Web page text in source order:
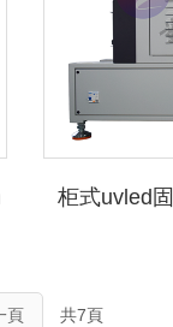
柜式uvled
頁 共7頁